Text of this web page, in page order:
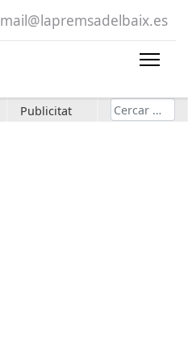
mail@lapremsadelbaix.es
Publicitat Cerca